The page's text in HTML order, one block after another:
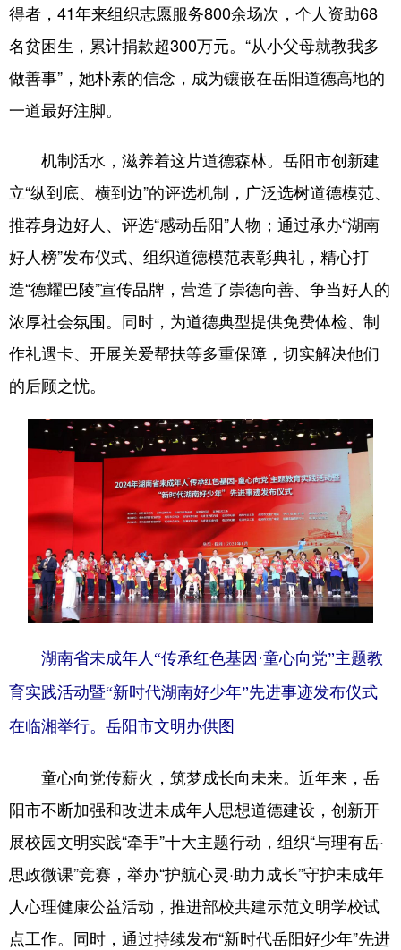
得者，41年来组织志愿服务800余场次，个人资助68
名贫困生，累计捐款超300万元。“从小父母就教我多
做善事”，她朴素的信念，成为镶嵌在岳阳道德高地的
一道最好注脚。
机制活水，滋养着这片道德森林。岳阳市创新建
立“纵到底、横到边”的评选机制，广泛选树道德模范、
推荐身边好人、评选“感动岳阳”人物；通过承办“湖南
好人榜”发布仪式、组织道德模范表彰典礼，精心打
造“德耀巴陵”宣传品牌，营造了崇德向善、争当好人的
浓厚社会氛围。同时，为道德典型提供免费体检、制
作礼遇卡、开展关爱帮扶等多重保障，切实解决他们
的后顾之忧。
湖南省未成年人“传承红色基因·童心向党”主题教
育实践活动暨“新时代湖南好少年”先进事迹发布仪式
在临湘举行。岳阳市文明办供图
童心向党传薪火，筑梦成长向未来。近年来，岳
阳市不断加强和改进未成年人思想道德建设，创新开
展校园文明实践“牵手”十大主题行动，组织“与理有岳·
思政微课”竞赛，举办“护航心灵·助力成长”守护未成年
人心理健康公益活动，推进部校共建示范文明学校试
点工作。同时，通过持续发布“新时代岳阳好少年”先进